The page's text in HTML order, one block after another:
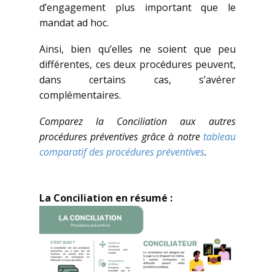
d’engagement plus important que le
mandat ad hoc.
Ainsi, bien qu’elles ne soient que peu
différentes, ces deux procédures peuvent,
dans certains cas, s’avérer
complémentaires.
Comparez la Conciliation aux autres
procédures préventives grâce à notre tableau
comparatif des procédures préventives.
La Conciliation en résumé :